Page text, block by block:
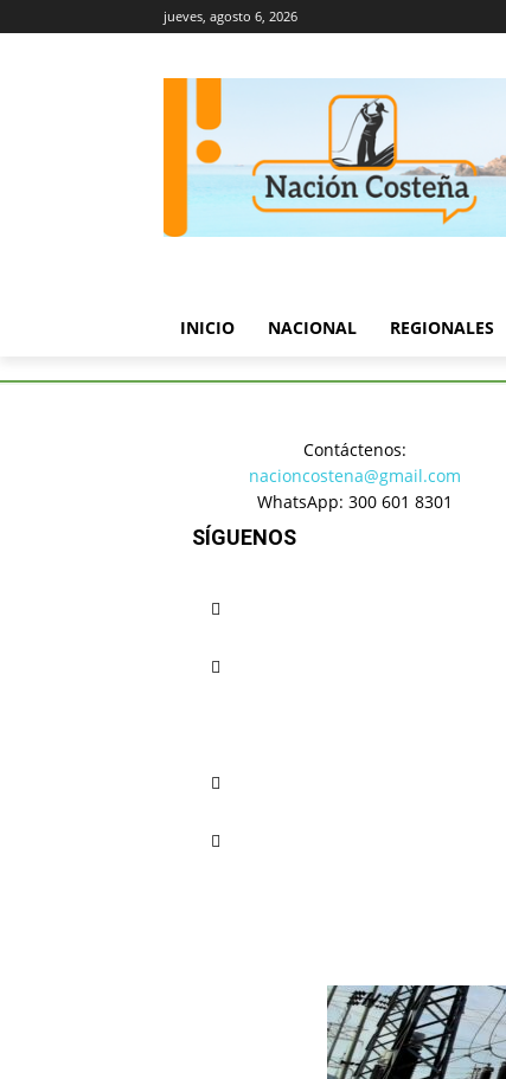
jueves, agosto 6, 2026
INICIO NACIONAL REGIONALES
Regionales
Contáctenos:
nacioncostena@gmail.com
WhatsApp: 300 601 8301
SÍGUENOS